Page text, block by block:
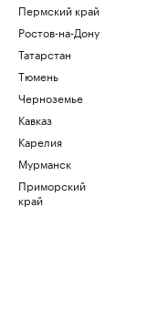
Пермский край
Ростов-на-Дону
Татарстан
Тюмень
Черноземье
Кавказ
Карелия
Мурманск
Приморский
край